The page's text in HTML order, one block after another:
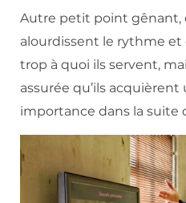
Autre petit point gênant,
alourdissent le rythme
trop à quoi ils servent,
assurée qu’ils
importance dans la suite